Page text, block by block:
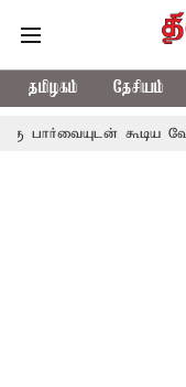
தமிழகம் தேசியம்
கூடிய வேளாண்